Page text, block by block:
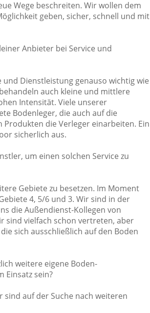
Wege beschreiten. Wir wollen dem
geben, sicher, schnell und mit
Anbieter bei Service und
und Dienstleistung genauso wichtig wie
auch kleine und mittlere
Intensität. Viele unserer
Bodenleger, die auch auf die
die Verleger einarbeiten. Ein
sicherlich aus.
um einen solchen Service zu
Gebiete zu besetzen. Im Moment
4, 5/6 und 3. Wir sind in der
die Außendienst-Kollegen von
sind vielfach schon vertreten, aber
sich ausschließlich auf den Boden
weitere eigene Boden-
Einsatz sein?
sind auf der Suche nach weiteren